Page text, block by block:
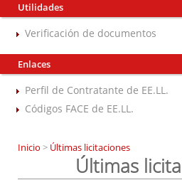
Utilidades
Verificación de documentos
Enlaces
Perfil de Contratante de EE.LL.
Códigos FACE de EE.LL.
Inicio > Últimas licitaciones
Últimas